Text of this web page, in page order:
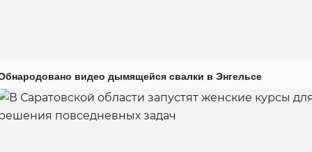
видео дымящейся свалки в Энгельсе